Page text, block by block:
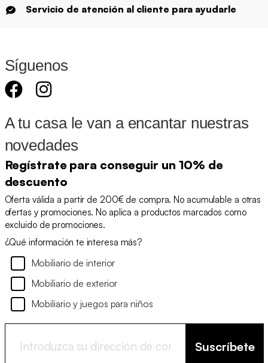
Servicio de atención al cliente para ayudarle
Síguenos
A tu casa le van a encantar nuestras
novedades
Regístrate para conseguir un 10% de
descuento
Oferta válida a partir de 200€ de compra. No acumulable a otras
ofertas y promociones. No aplica a productos marcados como
excluido de promociones.
¿Qué información te interesa más?
Mobiliario de interior
Mobiliario de exterior
Mobiliario y juegos para niños
Suscríbete